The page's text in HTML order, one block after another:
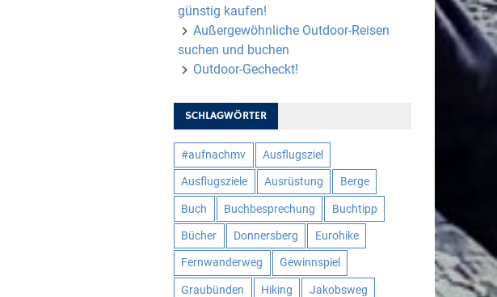
günstig kaufen!
Außergewöhnliche Outdoor-Reisen
suchen und buchen
Outdoor-Gecheckt!
SCHLAGWÖRTER
#aufnachmv Ausflugsziel
Ausflugsziele Ausrüstung Berge
Buch Buchbesprechung Buchtipp
Bücher Donnersberg Eurohike
Fernwanderweg Gewinnspiel
Graubünden Hiking Jakobsweg